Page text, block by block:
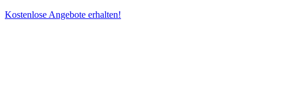
Kostenlose Angebote erhalten!